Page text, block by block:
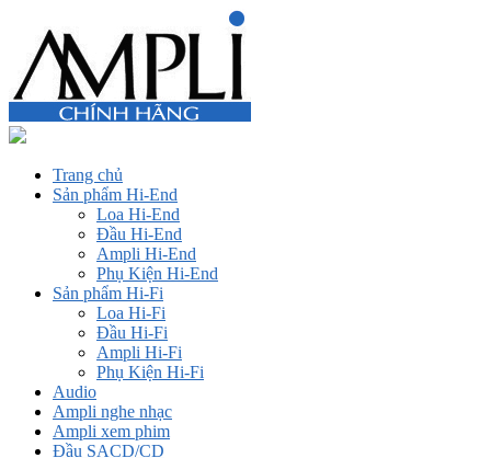
Trang chủ
Sản phẩm Hi-End
Loa Hi-End
Đầu Hi-End
Ampli Hi-End
Phụ Kiện Hi-End
Sản phẩm Hi-Fi
Loa Hi-Fi
Đầu Hi-Fi
Ampli Hi-Fi
Phụ Kiện Hi-Fi
Audio
Ampli nghe nhạc
Ampli xem phim
Đầu SACD/CD